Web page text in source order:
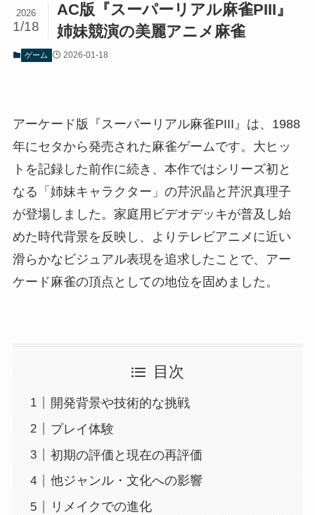
AC版『スーパーリアル麻雀PIII』
姉妹競演の美麗アニメ麻雀
2026
1/18
ゲーム 2026-01-18
アーケード版『スーパーリアル麻雀PIII』は、1988
年にセタから発売された麻雀ゲームです。大ヒッ
トを記録した前作に続き、本作ではシリーズ初と
なる「姉妹キャラクター」の芹沢晶と芹沢真理子
が登場しました。家庭用ビデオデッキが普及し始
めた時代背景を反映し、よりテレビアニメに近い
滑らかなビジュアル表現を追求したことで、アー
ケード麻雀の頂点としての地位を固めました。
目次
開発背景や技術的な挑戦
プレイ体験
初期の評価と現在の再評価
他ジャンル・文化への影響
リメイクでの進化